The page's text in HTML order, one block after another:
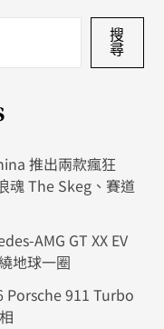
搜
尋
推出兩款瘋狂
魂 The Skeg、賽道
AMG GT XX EV
地球一圈
Porsche 911 Turbo